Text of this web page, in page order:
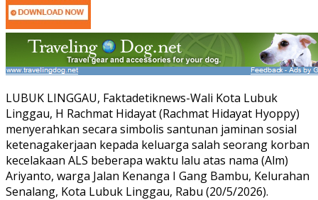
LUBUK LINGGAU, Faktadetiknews-Wali Kota Lubuk
Linggau, H Rachmat Hidayat (Rachmat Hidayat Hyoppy)
menyerahkan secara simbolis santunan jaminan sosial
ketenagakerjaan kepada keluarga salah seorang korban
kecelakaan ALS beberapa waktu lalu atas nama (Alm)
Ariyanto, warga Jalan Kenanga I Gang Bambu, Kelurahan
Senalang, Kota Lubuk Linggau, Rabu (20/5/2026).